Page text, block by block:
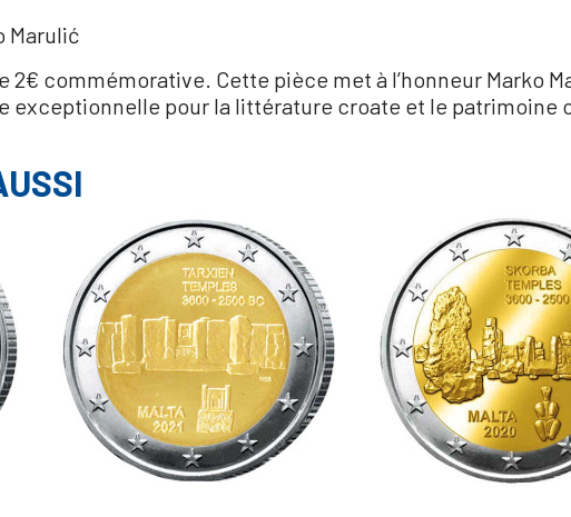
Marulić
2€ commémorative. Cette pièce met à l’honneur Marko
exceptionnelle pour la littérature croate et le patrimoine